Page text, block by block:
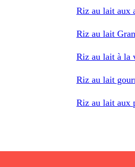
Riz au lait aux
Riz au lait
Riz au lait à la
Riz au lait
Riz au lait aux